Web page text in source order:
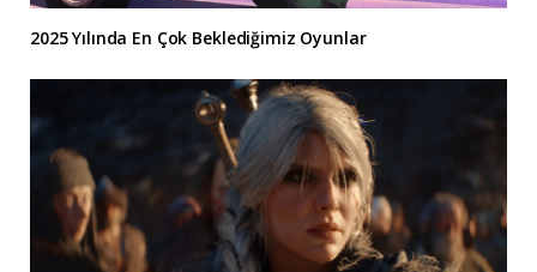
2025 Yılında En Çok Beklediğimiz Oyunlar